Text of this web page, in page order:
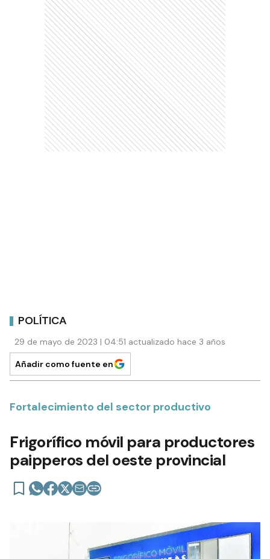
POLÍTICA
29 de mayo de 2023 | 04:51 actualizado hace 3 años
Añadir como fuente en
Fortalecimiento del sector productivo
Frigorífico móvil para productores
paipperos del oeste provincial